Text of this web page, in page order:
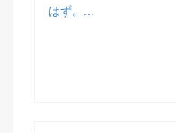
はず。...